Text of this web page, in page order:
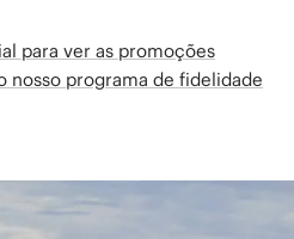
para ver as promoções
nosso programa de fidelidade